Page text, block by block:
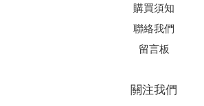
購買須知
聯絡我們
留言板
關注我們